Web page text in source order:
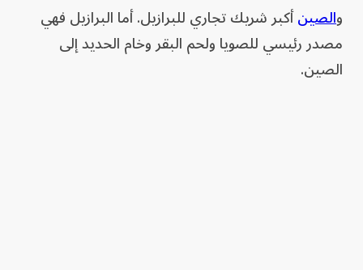
والصينأكبر شريك تجاري للبرازيل. أما البرازيل فهي
مصدر رئيسي للصويا ولحم البقر وخام الحديد إلى
الصين.